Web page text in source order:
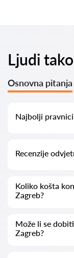
Ljudi
Osnovna pitanja
Najbolji
informacijama.
Recenzije
odvjetnicima. Ne
mogućnost njihovog
Koliko košta
Zagreb?
nadalje (cijene
obliku odgovora).
Može li se
Zagreb?